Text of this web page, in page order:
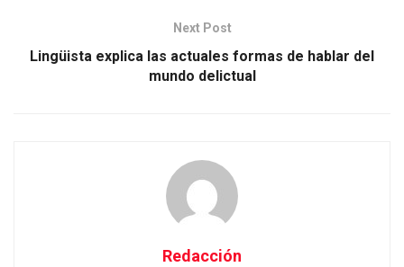
Next Post
Lingüista explica las actuales formas de hablar del
mundo delictual
Redacción